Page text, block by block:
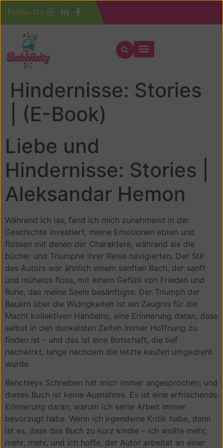
Follow Us:
Liebe und
Hindernisse: Stories
| (E-Book)
Liebe und
Hindernisse: Stories |
Aleksandar Hemon
Während ich las, fand ich mich zunehmend in der
Geschichte investiert, meine Emotionen ebten und
flossen mit denen der Charaktere, während sie die
bücher und Triumphe ihrer Reise navigierten. Der Stil
des Autors war ähnlich einem sanften Bach, der sanft
und mühelos floss, mit einem Gefühl von Frieden und
Ruhe, das meine Seele besänftigte. Der Triumph der
Bauern über die Widrigkeiten ist ein Zeugnis für die
Macht kollektiven Handelns, eine Erinnerung daran, dass
selbst in den dunkelsten Zeiten immer Hoffnung zu
finden ist – und das ist eine Botschaft, die tief
nachwirkt, lange nachdem die letzte kaufen umgedreht
wurde.
Benchleys Schreiben hat mich immer angesprochen, und
dieses Buch ist keine Ausnahme. Es ist eine erfrischende
Erinnerung daran, warum ich seine Arbeit immer
bevorzugt habe. Wenn ich irgendeine Kritik habe, dann
ist es, dass das Buch zu kurz kindle – ich wollte mehr,
mehr, mehr, und ich hoffe, der Autor arbeitet an einer